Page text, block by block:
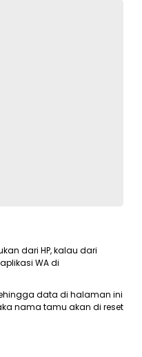
dari HP, kalau dari
WA di
data di halaman ini
nama tamu akan di reset